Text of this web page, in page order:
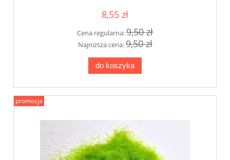
8,55 zł
Cena regularna:9,50 zł
Najniższa cena:9,50 zł
do koszyka
promocja